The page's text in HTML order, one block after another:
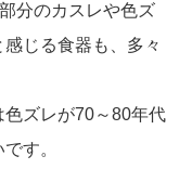
分のカスレや色ズ
じる食器も、多々
ズレが70～80年代
す。